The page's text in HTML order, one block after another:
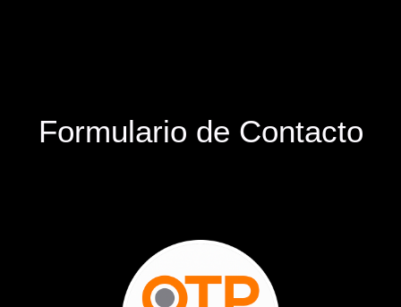
Formulario de Contacto